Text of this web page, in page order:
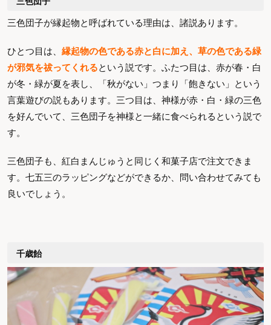
三色団子が縁起物と呼ばれている理由は、諸説あります。
ひとつ目は、 縁起物の色である赤と白に加え、草の色である緑
が邪気を祓ってくれるという説です。ふたつ目は、赤が春・白
が冬・緑が夏を表し、「秋がない」つまり「飽きない」という
言葉遊びの説もあります。三つ目は、神様が赤・白・緑の三色
を好んでいて、三色団子を神様と一緒に食べられるという説で
す。
三色団子も、紅白まんじゅうと同じく和菓子店で注文できま
す。七五三のラッピングなどができるか、問い合わせてみても
良いでしょう。
千歳飴